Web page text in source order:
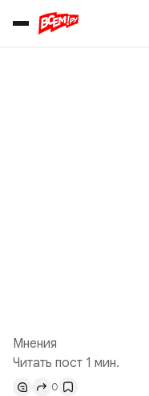
Мнения
Читать пост 1 мин.
0